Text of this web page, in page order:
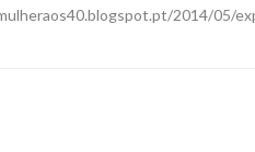
2014/05/